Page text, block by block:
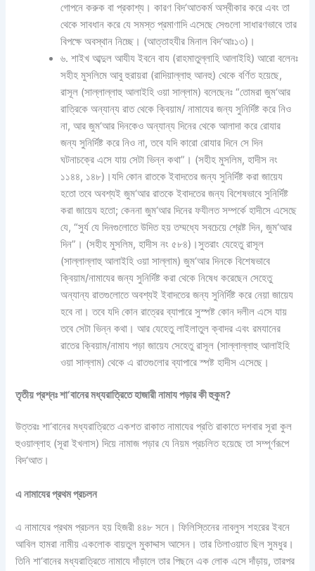
গোপনে করুক বা প্রকাশ্য। কারণ বিদ‘আতকর্ম অস্বীকার করে এবং তা
থেকে সাবধান করে যে সমস্ত প্রমাণাদি এসেছে সেগুলো সাধারণভাবে তার
বিপক্ষে অবস্থান নিচ্ছে। (আত্‌তাহযীর মিনাল বিদ‘আঃ১৩)।
৬. শাইখ আব্দুল আযীয ইবনে বায (রাহমাতুল্লাহি আলাইহি) আরো বলেনঃ
সহীহ মুসলিমে আবু হুরায়রা (রাদিয়াল্লাহু আনহু) থেকে বর্ণিত হয়েছে,
রাসূল (সাল্লাল্লাহু আলাইহি ওয়া সাল্লাম) বলেছেনঃ “তোমরা জুম‘আর
রাত্রিকে অন্যান্য রাত থেকে ক্বিয়াম/ নামাযের জন্য সুনির্দিষ্ট করে নিও
না, আর জুম‘আর দিনকেও অন্যান্য দিনের থেকে আলাদা করে রোযার
জন্য সুনির্দিষ্ট করে নিও না, তবে যদি কারো রোযার দিনে সে দিন
ঘটনাচক্রে এসে যায় সেটা ভিন্ন কথা”। (সহীহ মুসলিম, হাদীস নং
১১৪৪, ১৪৮)।যদি কোন রাতকে ইবাদতের জন্য সুনির্দিষ্ট করা জায়েয
হতো তবে অবশ্যই জুম‘আর রাতকে ইবাদতের জন্য বিশেষভাবে সুনির্দিষ্ট
করা জায়েয হতো; কেননা জুম‘আর দিনের ফযীলত সম্পর্কে হাদীসে এসেছে
যে, “সুর্য যে দিনগুলোতে উদিত হয় তম্মধ্যে সবচেয়ে শ্রেষ্ট দিন, জুম‘আর
দিন”। (সহীহ মুসলিম, হাদীস নং ৫৮৪)।সুতরাং যেহেতু রাসূল
(সাল্লাল্লাহু আলাইহি ওয়া সাল্লাম) জুম‘আর দিনকে বিশেষভাবে
ক্বিয়াম/নামাযের জন্য সুনির্দিষ্ট করা থেকে নিষেধ করেছেন সেহেতু
অন্যান্য রাতগুলোতে অবশ্যই ইবাদতের জন্য সুনির্দিষ্ট করে নেয়া জায়েয
হবে না। তবে যদি কোন রাত্রের ব্যাপারে সুস্পষ্ট কোন দলীল এসে যায়
তবে সেটা ভিন্ন কথা। আর যেহেতু লাইলাতুল ক্বাদর এবং রমযানের
রাতের ক্বিয়াম/নামায পড়া জায়েয সেহেতু রাসূল (সাল্লাল্লাহু আলাইহি
ওয়া সাল্লাম) থেকে এ রাতগুলোর ব্যাপারে স্পষ্ট হাদীস এসেছে।
তৃতীয় প্রশ্নঃ শা‘বানের মধ্যরাত্রিতে হাজারী নামায পড়ার কী হুকুম?
উত্তরঃ শা‘বানের মধ্যরাত্রিতে একশত রাকাত নামাযের প্রতি রাকাতে দশবার সূরা কুল
হুওয়াল্লাহ (সূরা ইখলাস) দিয়ে নামাজ পড়ার যে নিয়ম প্রচলিত হয়েছে তা সম্পূর্ণরূপে
বিদ‘আত।
এ নামাযের প্রথম প্রচলন
এ নামাযের প্রথম প্রচলন হয় হিজরী ৪৪৮ সনে। ফিলিস্তিনের নাবলুস শহরের ইবনে
আবিল হামরা নামীয় একলোক বায়তুল মুকাদ্দাস আসেন। তার তিলাওয়াত ছিল সুমধুর।
তিনি শা‘বানের মধ্যরাত্রিতে নামাযে দাঁড়ালে তার পিছনে এক লোক এসে দাঁড়ায়, তারপর